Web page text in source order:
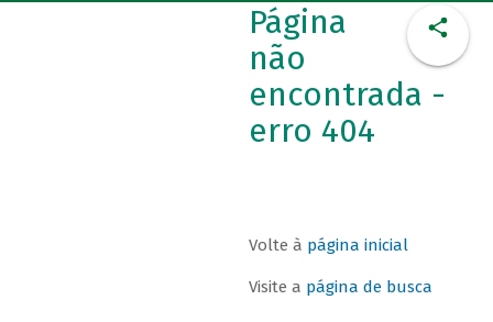
Página
não
encontrada -
erro 404
Volte à página inicial
Visite a página de busca